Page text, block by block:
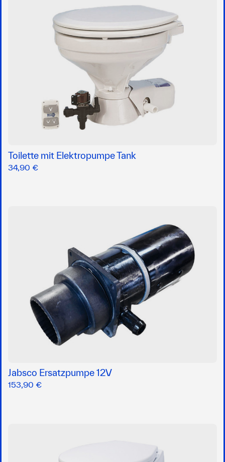
Toilette mit Elektropumpe Tank
34,90 €
Jabsco Ersatzpumpe 12V
153,90 €